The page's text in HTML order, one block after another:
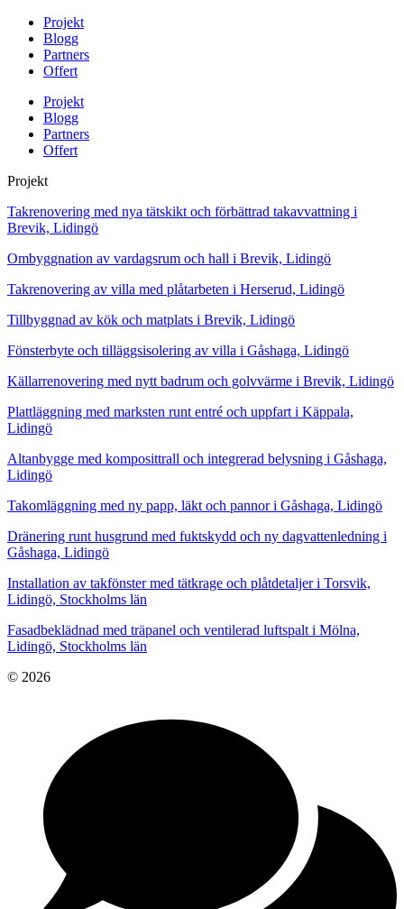
Projekt
Blogg
Partners
Offert
Projekt
Blogg
Partners
Offert
Projekt
Takrenovering med nya tätskikt och förbättrad takavvattning i
Brevik, Lidingö
Ombyggnation av vardagsrum och hall i Brevik, Lidingö
Takrenovering av villa med plåtarbeten i Herserud, Lidingö
Tillbyggnad av kök och matplats i Brevik, Lidingö
Fönsterbyte och tilläggsisolering av villa i Gåshaga, Lidingö
Källarrenovering med nytt badrum och golvvärme i Brevik, Lidingö
Plattläggning med marksten runt entré och uppfart i Käppala,
Lidingö
Altanbygge med komposittrall och integrerad belysning i Gåshaga,
Lidingö
Takomläggning med ny papp, läkt och pannor i Gåshaga, Lidingö
Dränering runt husgrund med fuktskydd och ny dagvattenledning i
Gåshaga, Lidingö
Installation av takfönster med tätkrage och plåtdetaljer i Torsvik,
Lidingö, Stockholms län
Fasadbeklädnad med träpanel och ventilerad luftspalt i Mölna,
Lidingö, Stockholms län
© 2026